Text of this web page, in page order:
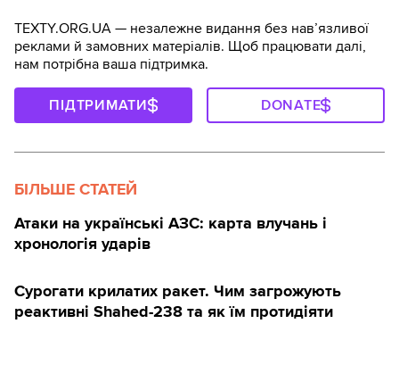
TEXTY.ORG.UA — незалежне видання без навʼязливої
реклами й замовних матеріалів. Щоб працювати далі,
нам потрібна ваша підтримка.
ПІДТРИМАТИ DONATE
БІЛЬШЕ СТАТЕЙ
Атаки на українські АЗС: карта влучань і
хронологія ударів
Сурогати крилатих ракет. Чим загрожують
реактивні Shahed-238 та як їм протидіяти